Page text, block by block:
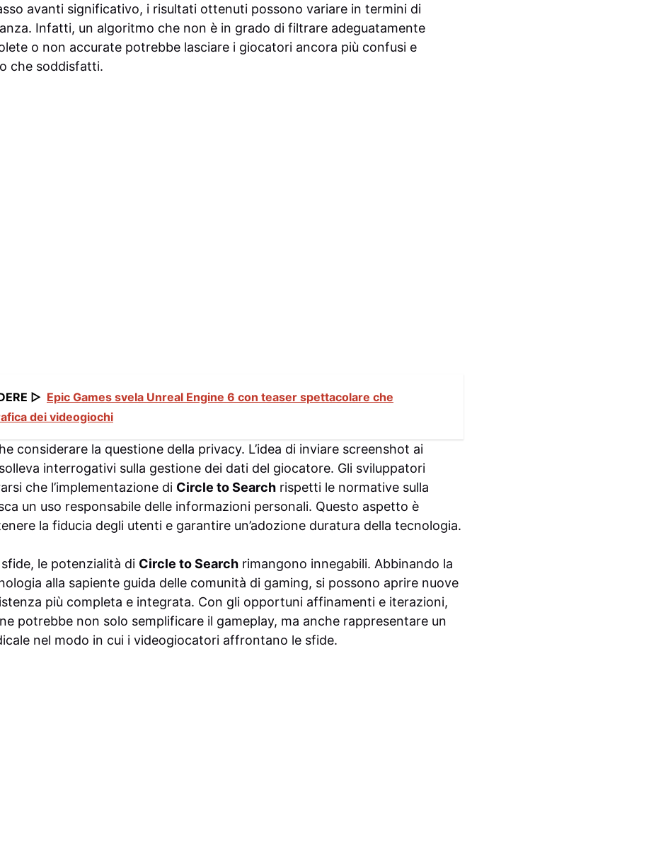
avanti significativo, i risultati ottenuti possono variare in termini di
Infatti, un algoritmo che non è in grado di filtrare adeguatamente
o non accurate potrebbe lasciare i giocatori ancora più confusi e
che soddisfatti.
▷ Epic Games svela Unreal Engine 6 con teaser spettacolare che
dei videogiochi
considerare la questione della privacy. L’idea di inviare screenshot ai
interrogativi sulla gestione dei dati del giocatore. Gli sviluppatori
che l’implementazione di Circle to Search rispetti le normative sulla
un uso responsabile delle informazioni personali. Questo aspetto è
la fiducia degli utenti e garantire un’adozione duratura della tecnologia.
le potenzialità di Circle to Search rimangono innegabili. Abbinando la
alla sapiente guida delle comunità di gaming, si possono aprire nuove
più completa e integrata. Con gli opportuni affinamenti e iterazioni,
potrebbe non solo semplificare il gameplay, ma anche rappresentare un
nel modo in cui i videogiocatori affrontano le sfide.